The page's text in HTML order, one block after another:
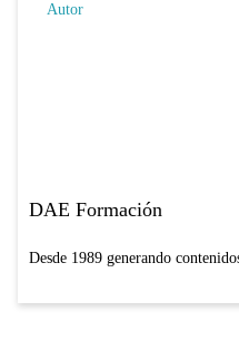
Autor
DAE Formación
Desde 1989 generando